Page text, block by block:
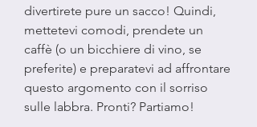
divertirete pure un sacco! Quindi,
mettetevi comodi, prendete un
caffè (o un bicchiere di vino, se
preferite) e preparatevi ad affrontare
questo argomento con il sorriso
sulle labbra. Pronti? Partiamo!